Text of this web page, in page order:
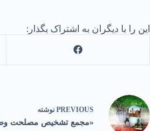
این را با دیگران به اشتراک بگذار:
PREVIOUS نوشته
«مجمع تشخیص مصلحت